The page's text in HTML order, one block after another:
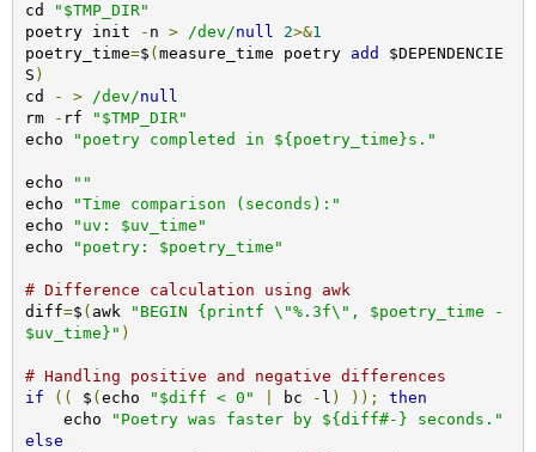
cd
"$TMP_DIR"
poetry init
- n > /dev/null 2>&1
poetry_time=$ ( measure_time poetry add $DEPENDENCIE
S )
cd
- > /dev/null
rm
- rf
"$TMP_DIR"
echo
"poetry completed in ${poetry_time}s."
echo
""
echo
"Time comparison (seconds):"
echo
"uv: $uv_time"
echo
"poetry: $poetry_time"
# Difference calculation using awk
diff=$ ( awk
"BEGIN {printf \"%.3f\", $poetry_time -
$uv_time}" )
# Handling positive and negative differences
if
(( $ ( echo "$diff < 0" bc - l ) ));
then
    echo
"Poetry was faster by ${diff#-} seconds."
else